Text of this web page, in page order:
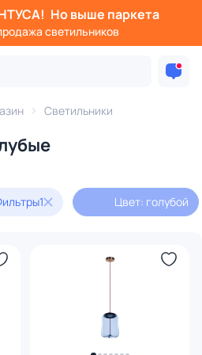
Но выше паркета
светильников
Светильники
1 Цвет: голубой